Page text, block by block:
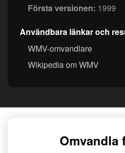
Första versionen: 1999
Användbara länkar och
WMV-omvandlare
Wikipedia om WMV
Omvandla